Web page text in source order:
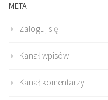
META
Zaloguj się
Kanał wpisów
Kanał komentarzy